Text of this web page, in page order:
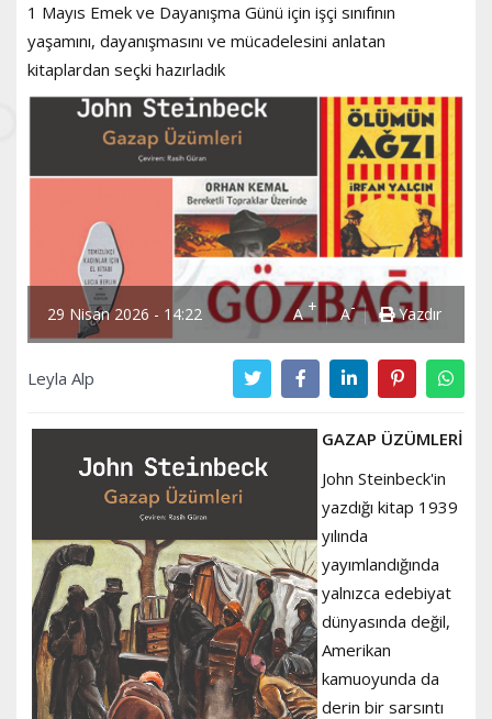
1 Mayıs Emek ve Dayanışma Günü için işçi sınıfının
yaşamını, dayanışmasını ve mücadelesini anlatan
kitaplardan seçki hazırladık
29 Nisan 2026 - 14:22 A+ A- Yazdır
Leyla Alp
GAZAP ÜZÜMLERİ
John Steinbeck'in
yazdığı kitap 1939
yılında
yayımlandığında
yalnızca edebiyat
dünyasında değil,
Amerikan
kamuoyunda da
derin bir sarsıntı